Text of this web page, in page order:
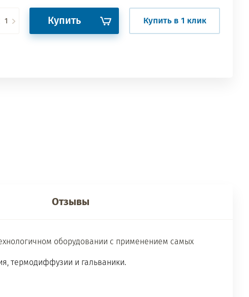
Купить Купить в 1 клик
Отзывы
оборудовании с применением самых
термодиффузии и гальваники.